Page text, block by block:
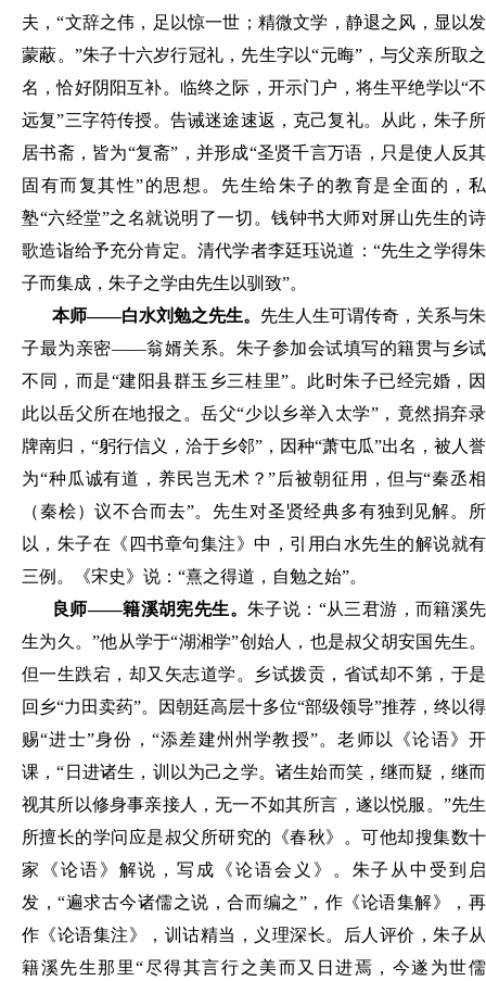
夫 ，“文辞之伟 ， 足以惊一世；精微文学 ， 静退之风 ， 显以发
蒙蔽。 ”朱子十六岁行冠礼 ， 先生字以“元晦” ， 与父亲所取之
名 ，恰好阴阳互补。 临终之际 ， 开示门户 ， 将生平绝学以“不
远复”三字符传授 。 告诫迷途速返 ， 克己复礼。 从此 ， 朱子所
居书斋， 皆为“复斋” ， 并形成“圣贤千言万语 ， 只是使人反其
固有而复其性”的思想 。 先生给朱子的教育是全面的 ，私
塾“六经堂”之名就说明了一切 。钱钟书大师对屏山先生的诗
歌造诣给予充分肯定。 清代学者李廷珏说道： “先生之学得朱
子而集成 ， 朱子之学由先生以驯致”。
本师——白水刘勉之先生。 先生人生可谓传奇 ， 关系与朱
子最为亲密——翁婿关系。 朱子参加会试填写的籍贯与乡试
不同 ， 而是“建阳县群玉乡三桂里”。 此时朱子已经完婚 ， 因
此以岳父所在地报之 。岳父“少以乡举入太学”， 竟然捐弃录
牌南归 ， “躬行信义 ， 洽于乡邻” ，因种“萧屯瓜”出名， 被人誉
为“种瓜诚有道 ， 养民岂无术？”后被朝征用 ， 但与“秦丞相
（秦桧）议不合而去”。 先生对圣贤经典多有独到见解。
所
以 ， 朱子在《四书章句集注》中 ， 引用白水先生的解说就有
三例 。 《宋史》说： “熹之得道 ， 自勉之始”。
良师——籍溪胡宪先生。 朱子说： “从三君游 ， 而籍溪先
生为久 。”他从学于“湖湘学”创始人 ， 也是叔父胡安国先生。
但一生跌宕 ， 却又矢志道学 。 乡试拨贡 ， 省试却不第 ， 于是
回乡“力田卖药”。因朝廷高层十多位“部级领导”推荐 ， 终以得
赐“进士”身份 ， “添差建州州学教授”。老师以《论语》开
课 ，“日进诸生 ， 训以为己之学。 诸生始而笑，继而疑 ， 继而
视其所以修身事亲接人 ，无一不如其所言 ， 遂以悦服 。 ”先生
所擅长的学问应是叔父所研究的《春秋》。可他却搜集数十
家《论语》解说，写成《论语会义》。朱子从中受到启
发，“遍求古今诸儒之说，合而编之”，作《论语集解》，再
作《论语集注》，训诂精当，义理深长。后人评价，朱子从
籍溪先生那里“尽得其言行之美而又日进焉，今遂为世儒